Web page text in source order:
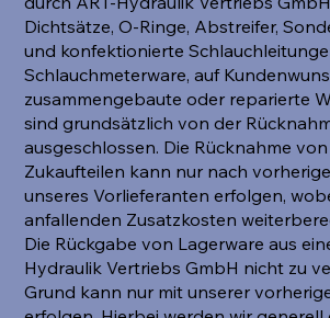
Dichtsätze, O-Ringe, Abstreifer,
und konfektionierte
Schlauchmeterware, auf
zusammengebaute oder reparierte
sind grundsätzlich von der
ausgeschlossen. Die Rücknahme
Zukaufteilen kann nur nach
unseres Vorlieferanten erfolgen,
anfallenden Zusatzkosten
Die Rückgabe von Lagerware aus
Hydraulik Vertriebs GmbH nicht zu
Grund kann nur mit unserer